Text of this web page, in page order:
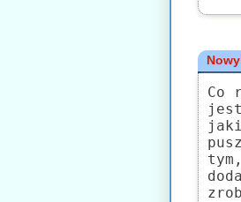
Co